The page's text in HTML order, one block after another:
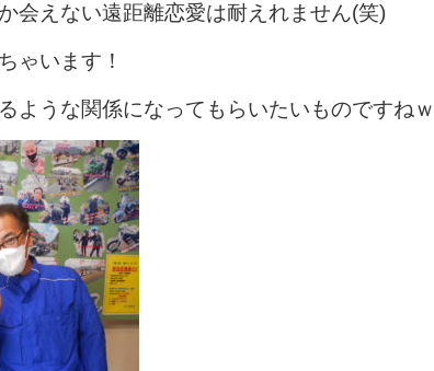
会えない遠距離恋愛は耐えれません(笑)
ゃいます！
ような関係になってもらいたいものですね